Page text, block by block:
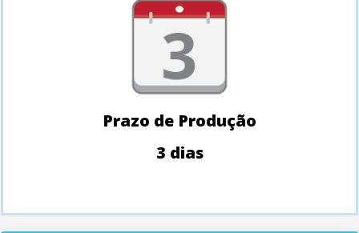
Prazo de Produção
3 dias